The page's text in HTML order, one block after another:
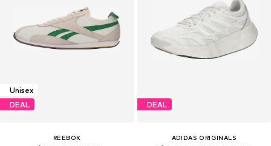
Unisex
DEAL
REEBOK
DEAL
ADIDAS ORIGINALS